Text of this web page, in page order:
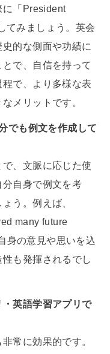
に「President
てみましょう。英会
的な側面や功績に
で、自信を持って
で、より多様な表
メリットです。
でも例文を作成して
、文脈に応じた使
自身で例文を考
う。例えば、
many future
身の意見や思いを込
も発揮されるでし
・英語学習アプリで
常に効果的です。